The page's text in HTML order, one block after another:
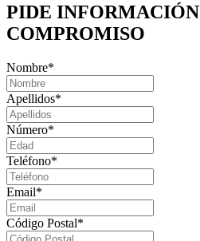
PIDE INFORMACIÓN
COMPROMISO
Nombre*
Apellidos*
Número*
Teléfono*
Email*
Código Postal*